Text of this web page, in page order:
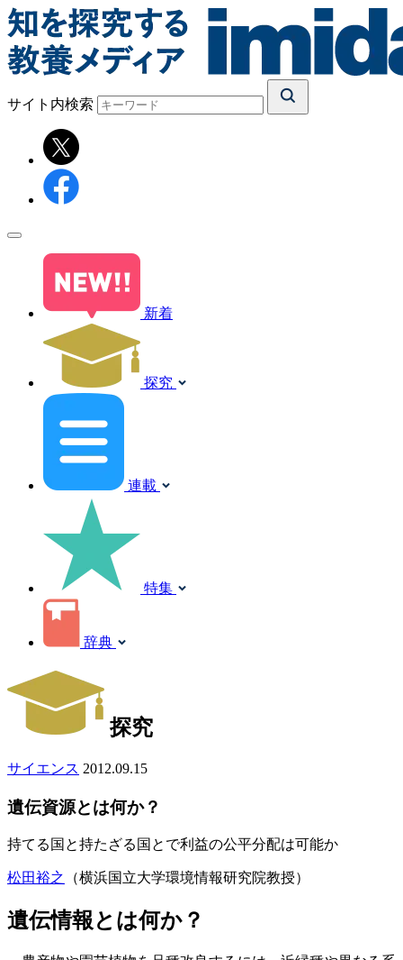
サイト内検索
新着
探究
連載
特集
辞典
探究
サイエンス 2012.09.15
遺伝資源とは何か？
持てる国と持たざる国とで利益の公平分配は可能か
松田裕之 （横浜国立大学環境情報研究院教授）
遺伝情報とは何か？